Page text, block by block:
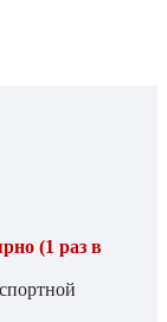
(1 раз в